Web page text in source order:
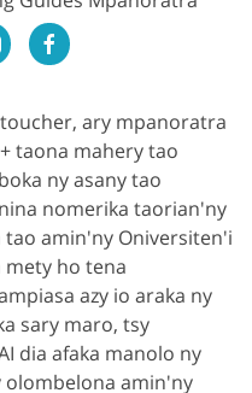
ary mpanoratra
taona mahery tao
ny asany tao
nomerika taorian'ny
tao amin'ny Oniversiten'i
mety ho tena
azy io araka ny
sary maro, tsy
dia afaka manolo ny
olombelona amin'ny